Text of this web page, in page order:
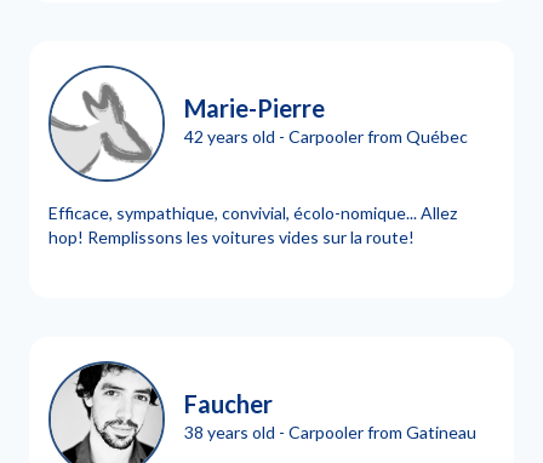
Marie-Pierre
42 years old - Carpooler from Québec
Efficace, sympathique, convivial, écolo-nomique... Allez
hop! Remplissons les voitures vides sur la route!
Faucher
38 years old - Carpooler from Gatineau